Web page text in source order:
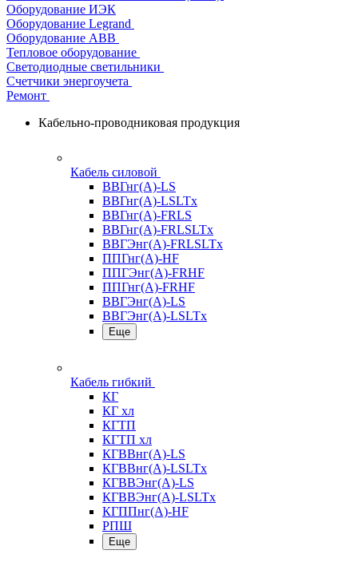
Оборудование ИЭК
Оборудование Legrand
Оборудование АВВ
Тепловое оборудование
Светодиодные светильники
Счетчики энергоучета
Ремонт
Кабельно-проводниковая продукция
Кабель силовой
ВВГнг(А)-LS
ВВГнг(А)-LSLTx
ВВГнг(А)-FRLS
ВВГнг(А)-FRLSLTx
ВВГЭнг(А)-FRLSLTx
ППГнг(А)-HF
ППГЭнг(А)-FRHF
ППГнг(А)-FRHF
ВВГЭнг(А)-LS
ВВГЭнг(А)-LSLTx
Еще
Кабель гибкий
КГ
КГ хл
КГТП
КГТП хл
КГВВнг(А)-LS
КГВВнг(А)-LSLTx
КГВВЭнг(А)-LS
КГВВЭнг(А)-LSLTx
КГППнг(А)-HF
РПШ
Еще